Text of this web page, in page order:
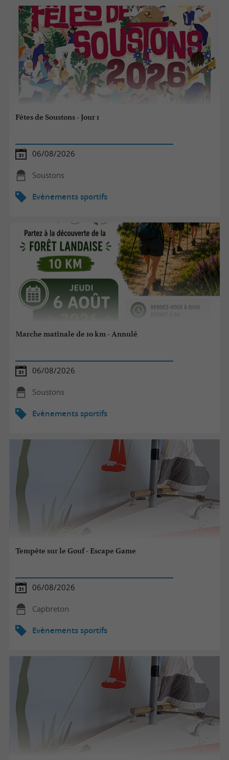
Fêtes de Soustons - Jour 1
06/08/2026
Soustons
Evènements sportifs
Marche matinale de 10 km - Annulé
06/08/2026
Soustons
Evènements sportifs
Tempête sur le Gouf - Escape Game
06/08/2026
Capbreton
Evènements sportifs